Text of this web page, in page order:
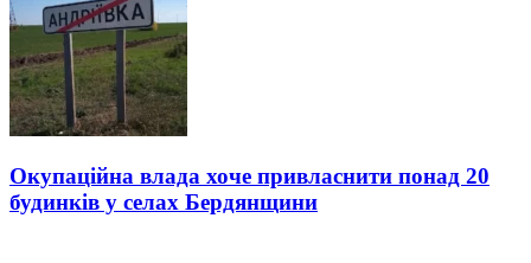
Окупаційна влада хоче привласнити понад 20
будинків у селах Бердянщини